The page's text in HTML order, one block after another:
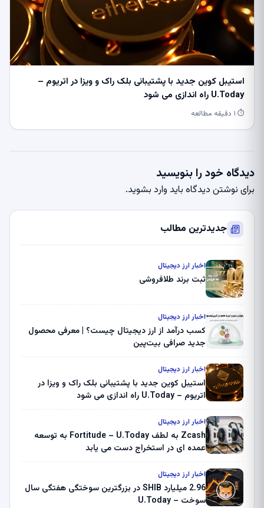
استیبل کوین جدید با پشتیبانی بلک راک و ویزا در اتریوم –
U.Today راه اندازی می شود
⏱ ۱ دقیقه مطالعه
دیدگاه خود را بنویسید
برای نوشتن دیدگاه باید وارد بشوید.
جدیدترین مطالب
اخبار ارز دیجیتال
ثبت برند طلافروشی
اخبار ارز دیجیتال
کسب درآمد از ارز دیجیتال چیست؟ | معرفی محصول
جدید صرافی بیت‌پین
اخبار ارز دیجیتال
استیبل کوین جدید با پشتیبانی بلک راک و ویزا در
اتریوم – U.Today راه اندازی می شود
اخبار ارز دیجیتال
Zcash به لطف Fortitude – U.Today به توسعه
عمده ای در استخراج دست می یابد
اخبار ارز دیجیتال
2.96 میلیارد SHIB در بزرگترین سوختگی هفتگی سال
سوخت – U.Today